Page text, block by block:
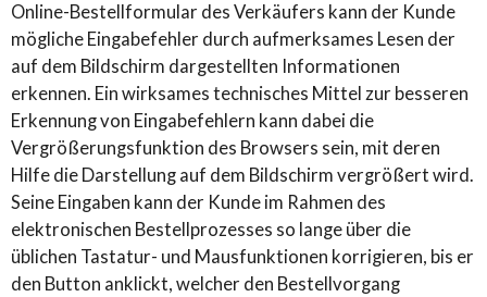
Online-Bestellformular des Verkäufers kann der Kunde
mögliche Eingabefehler durch aufmerksames Lesen der
auf dem Bildschirm dargestellten Informationen
erkennen. Ein wirksames technisches Mittel zur besseren
Erkennung von Eingabefehlern kann dabei die
Vergrößerungsfunktion des Browsers sein, mit deren
Hilfe die Darstellung auf dem Bildschirm vergrößert wird.
Seine Eingaben kann der Kunde im Rahmen des
elektronischen Bestellprozesses so lange über die
üblichen Tastatur- und Mausfunktionen korrigieren, bis er
den Button anklickt, welcher den Bestellvorgang